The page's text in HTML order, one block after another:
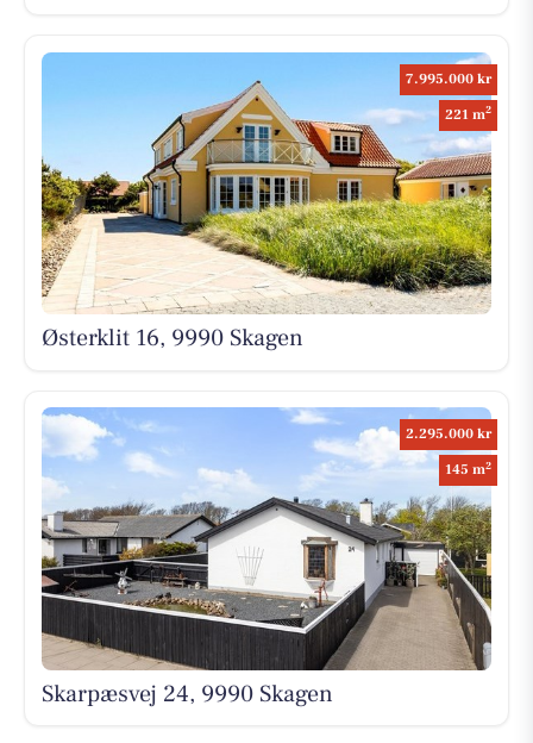
7.995.000 kr
221 m2
Østerklit 16, 9990 Skagen
2.295.000 kr
145 m2
Skarpæsvej 24, 9990 Skagen